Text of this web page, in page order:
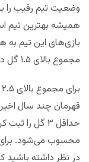
وضعیت تیم رقیب را
همیشه بهترین تیم
مجموع بالای ۱.۵ گل در بازی، برای لوادیا ۹۳ درصد بوده است.
حداقل ۳ گل